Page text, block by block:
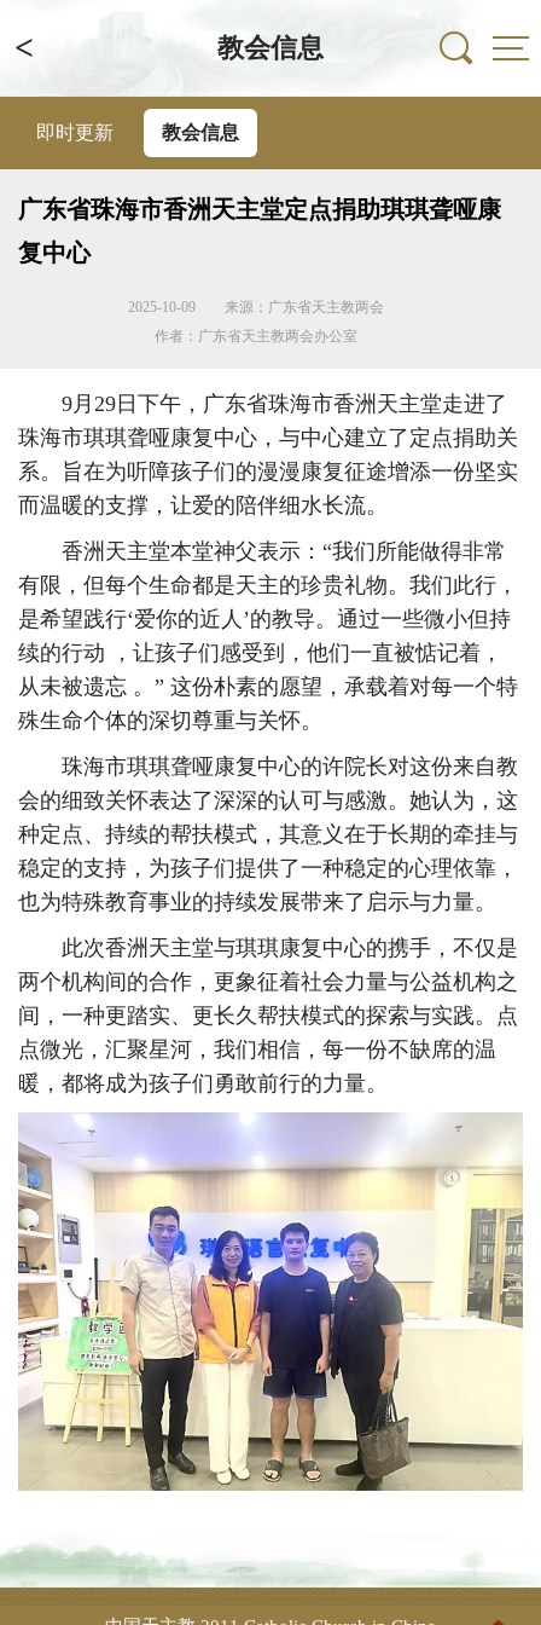
< 教会信息
即时更新 教会信息
广东省珠海市香洲天主堂定点捐助琪琪聋哑康
复中心
2025-10-09
来源：广东省天主教两会
作者：广东省天主教两会办公室
9月29日下午，广东省珠海市香洲天主堂走进了
珠海市琪琪聋哑康复中心，与中心建立了定点捐助关
系。旨在为听障孩子们的漫漫康复征途增添一份坚实
而温暖的支撑，让爱的陪伴细水长流。
香洲天主堂本堂神父表示：“我们所能做得非常
有限，但每个生命都是天主的珍贵礼物。我们此行，
是希望践行‘爱你的近人’的教导。通过一些微小但持
续的行动 ，让孩子们感受到，他们一直被惦记着，
从未被遗忘 。” 这份朴素的愿望，承载着对每一个特
殊生命个体的深切尊重与关怀。
珠海市琪琪聋哑康复中心的许院长对这份来自教
会的细致关怀表达了深深的认可与感激。她认为，这
种定点、持续的帮扶模式，其意义在于长期的牵挂与
稳定的支持，为孩子们提供了一种稳定的心理依靠，
也为特殊教育事业的持续发展带来了启示与力量。
此次香洲天主堂与琪琪康复中心的携手，不仅是
两个机构间的合作，更象征着社会力量与公益机构之
间，一种更踏实、更长久帮扶模式的探索与实践。点
点微光，汇聚星河，我们相信，每一份不缺席的温
暖，都将成为孩子们勇敢前行的力量。